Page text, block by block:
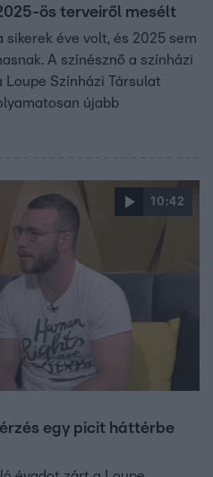
ös terveiről mesélt
sikerek éve volt, és 2025 sem
A színésznő a színházi
Színházi Társulat
újabb
10:42
egy picit háttérbe